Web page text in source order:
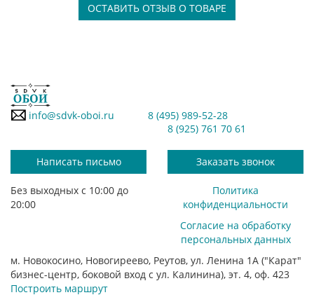
ОСТАВИТЬ ОТЗЫВ О ТОВАРЕ
info@sdvk-oboi.ru
8 (495) 989-52-28
8 (925) 761 70 61
Написать письмо Заказать звонок
Без выходных с 10:00 до
20:00
Политика
конфиденциальности
Согласие на обработку
персональных данных
м. Новокосино, Новогиреево, Реутов, ул. Ленина 1А ("Карат"
бизнес-центр, боковой вход с ул. Калинина), эт. 4, оф. 423
Построить маршрут